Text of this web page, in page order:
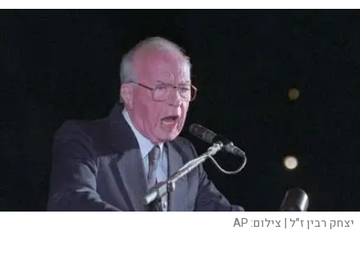
יצחק רבין ז"ל | צילום:AP